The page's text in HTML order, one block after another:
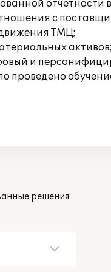
отчетности
с
ТМЦ;
и
проведено
решения